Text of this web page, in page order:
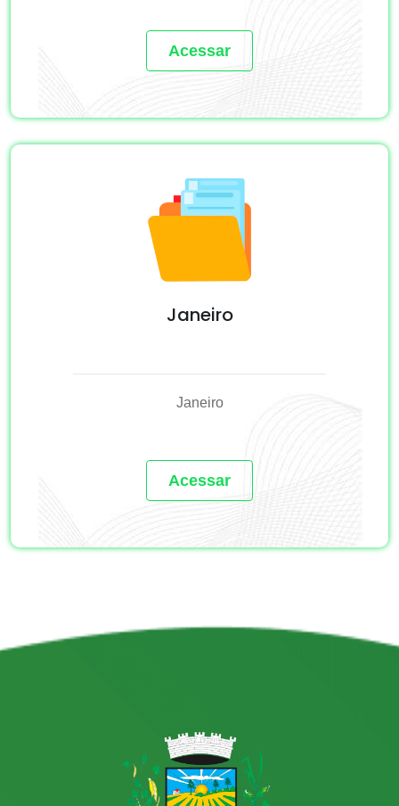
Acessar
Janeiro
Janeiro
Acessar